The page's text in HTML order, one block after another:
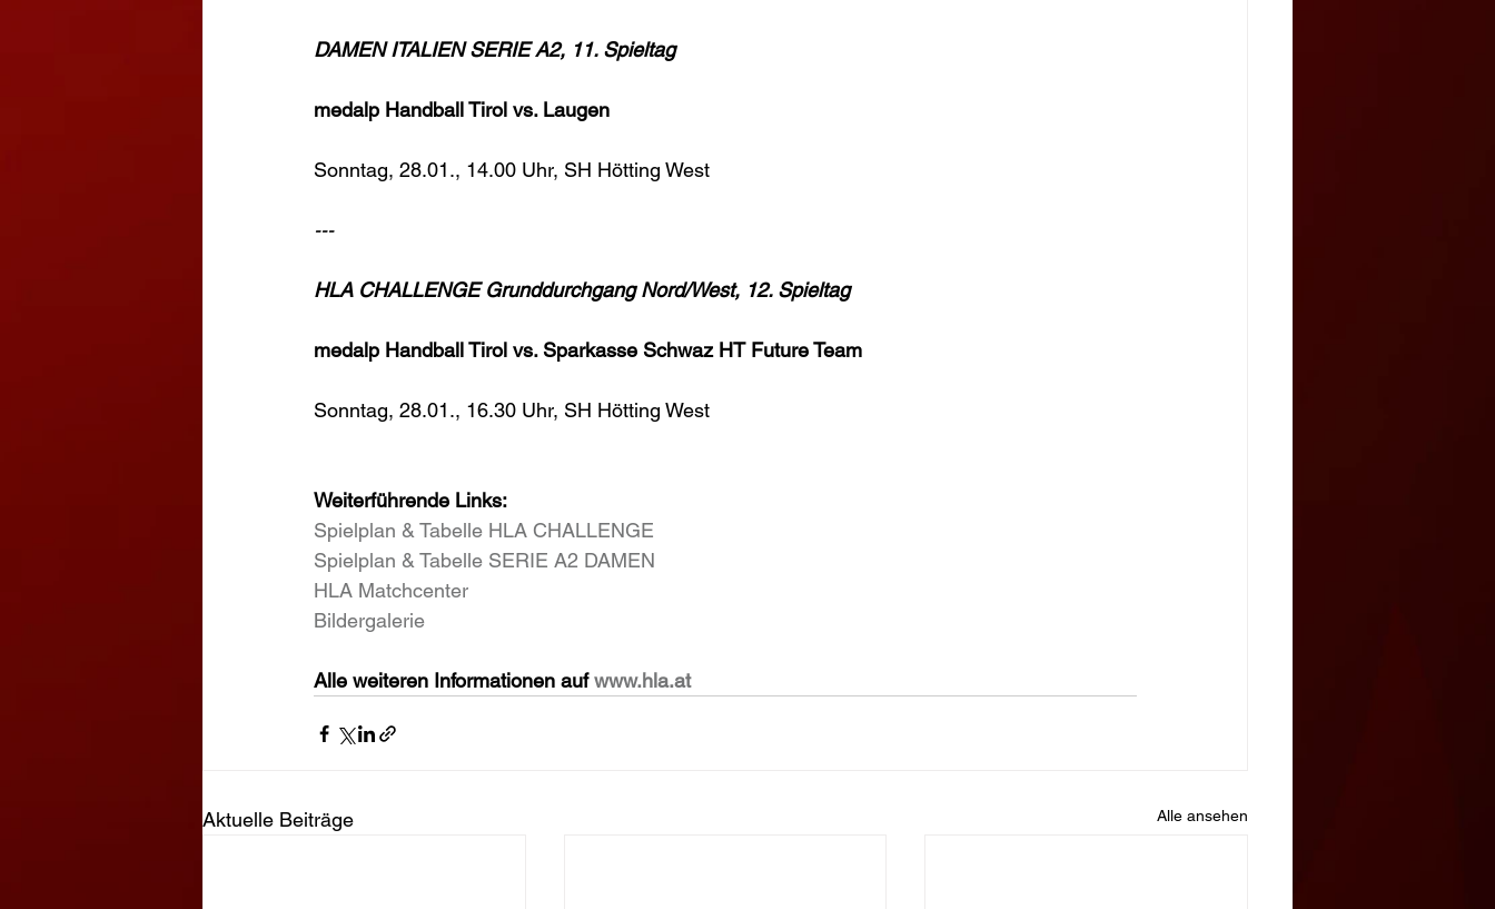
DAMEN ITALIEN SERIE A2, 11. Spieltag
medalp Handball Tirol vs. Laugen
Sonntag, 28.01., 14.00 Uhr, SH Hötting West
---
HLA CHALLENGE Grunddurchgang Nord/West, 12. Spieltag
medalp Handball Tirol vs. Sparkasse Schwaz HT Future Team
Sonntag, 28.01., 16.30 Uhr, SH Hötting West
Weiterführende Links:
Spielplan & Tabelle HLA CHALLENGE
Spielplan & Tabelle SERIE A2 DAMEN
HLA Matchcenter
Bildergalerie
Alle weiteren Informationen auf www.hla.at
Aktuelle Beiträge Alle ansehen